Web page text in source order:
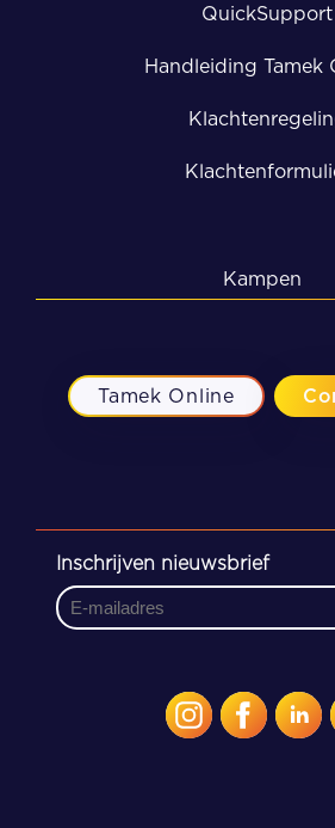
QuickSupport
Handleiding Tamek
Kampen
Meppel
Tamek Online
Inschrijven nieuwsbrief